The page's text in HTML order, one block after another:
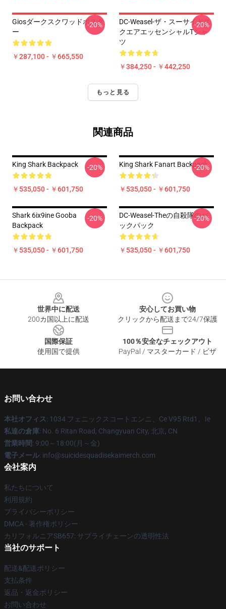
Giosダークスクワッドポスタ
ー
￥287,100 - ￥665,550
-20%
DC-Weasel-ザ・スーサイドス
クエアエッセンシャルTシャ
ツ
￥384,250 - ￥442,250
-20%
もっと見る
関連商品
King Shark Backpack
￥535,050 - ￥601,750
-20% King Shark Fanart Backpack
￥535,050 - ￥601,750
-20%
Shark 6ix9ine Gooba
Backpack
￥535,050 - ￥601,750
-20%
DC-Weasel-Theの自殺隊のバ
ックパック
￥535,050 - ￥601,750
-20%
世界中に配送
200カ国以上に配送
安心してお買い物
クリックから配送まで24/7保護
国際保証
使用国で提供
100％安全なチェックアウト
PayPal / マスターカード / ビザ
お問い合わせ
本社オフィス: 1034 フェニックスコートエンニ、Ce V95 Rtd1、Ie
私達の倉庫: No. 6 Ritan Road, Changyuan City, 北京, CN
営業時間: 9:00～18:00(月～金)
電子メール: info@suicidesquadisekaimerch.com
会社案内
私たちについて
利用規約
プライバシーポリシー
DMCA - 著作権ポリシー
カリフォルニアSB657: サプライチェーンの透明性法
当社のサポート
配送&配送ポリシー
支払条件
返品・返金ポリシー
お問い合わせ